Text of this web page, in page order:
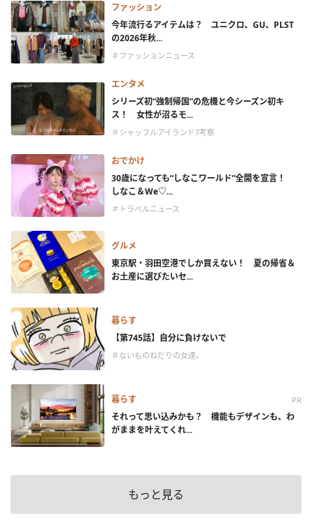
ファッション
今年流行るアイテムは？ ユニクロ、GU、PLST
の2026年秋...
＃ファッションニュース
エンタメ
シリーズ初“強制帰国”の危機と今シーズン初キ
ス！ 女性が沼るモ...
＃シャッフルアイランド7考察
おでかけ
30歳になっても“しなこワールド”全開を宣言！
しなこ＆We♡...
＃トラベルニュース
グルメ
東京駅・羽田空港でしか買えない！ 夏の帰省＆
お土産に選びたいセ...
暮らす
【第745話】自分に負けないで
＃ないものねだりの女達。
暮らす PR
それって思い込みかも？ 機能もデザインも、わ
がままを叶えてくれ...
もっと見る